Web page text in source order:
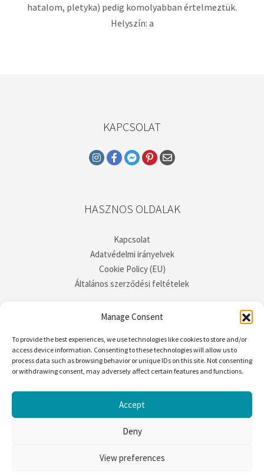
Manage Consent
To provide the best experiences, we use technologies like cookies to store and/or
access device information. Consenting to these technologies will allow us to
process data such as browsing behavior or unique IDs on this site. Not consenting
or withdrawing consent, may adversely affect certain features and functions.
Accept
Deny
View preferences
hatalom, pletyka) pedig komolyabban értelmeztük.
Helyszín: a
KAPCSOLAT
HASZNOS OLDALAK
Kapcsolat
Adatvédelmi irányelvek
Cookie Policy (EU)
Általános szerződési feltételek
Wordpress Theme ♥ Proudly built by